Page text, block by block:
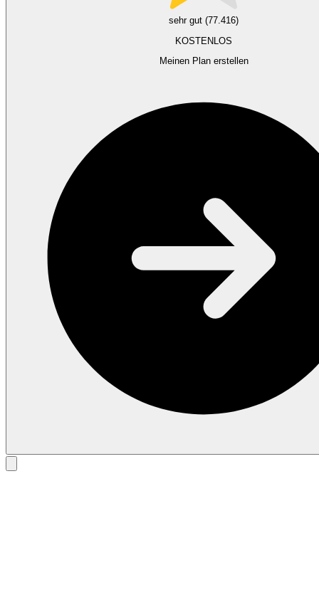
sehr gut (77.416)
KOSTENLOS
Meinen Plan erstellen